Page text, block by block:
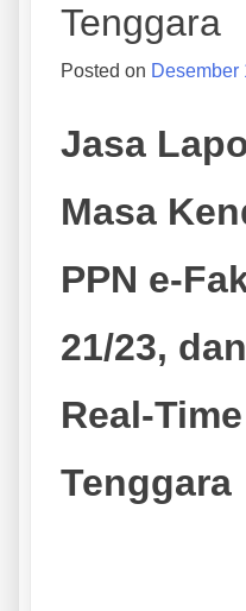
Tenggara
Posted on Desember
Jasa
Masa
PPN e-
21/23,
Real-
Tenggara